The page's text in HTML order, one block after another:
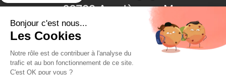
66700 Argelès-sur-Mer
06.09.18.38.48
04.68.22.62.26
Bonjour c'est nous...
Les Cookies
Notre rôle est de contribuer à l'analyse du
trafic et au bon fonctionnement de ce site.
C'est OK pour vous ?